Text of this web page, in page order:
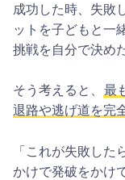
成功した時、失敗
ットを子どもと一
挑戦を自分で決め
そう考えると、 最
退路や逃げ道を完
「これが失敗し
かけで発破をかけ